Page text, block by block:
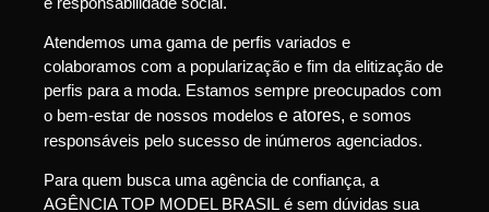
Atendemos uma gama de perfis variados e
colaboramos com a popularização e fim da elitização de
perfis para a moda. Estamos sempre preocupados com
o bem-estar de nossos modelos e atores, e somos
responsáveis pelo sucesso de inúmeros agenciados.
Para quem busca uma agência de confiança, a
AGÊNCIA TOP MODEL BRASIL é sem dúvidas sua